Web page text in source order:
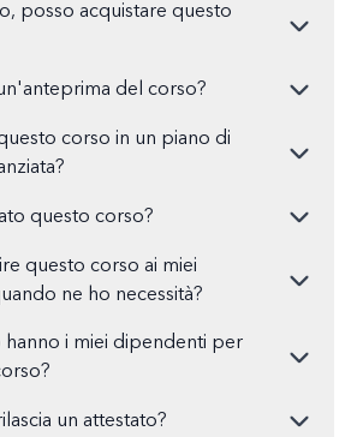
posso acquistare questo
del corso?
corso in un piano di
questo corso?
questo corso ai miei
ne ho necessità?
i miei dipendenti per
un attestato?